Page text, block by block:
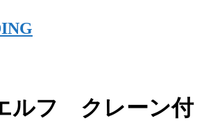
ルフ クレーン付